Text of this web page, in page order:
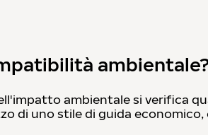
ambientale si verifica
di uno stile di guida